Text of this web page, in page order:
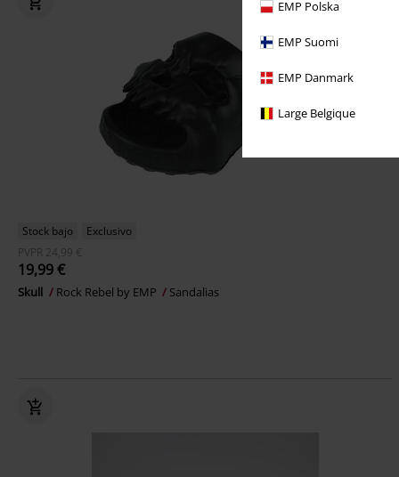
EMP Polska
EMP Suomi
EMP Danmark
Large Belgique
Stock bajo
Exclusivo
PVPR 24,99 €
19,99 €
Skull Rock Rebel by EMP Sandalias